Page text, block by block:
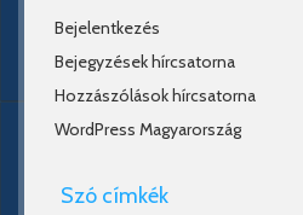
Bejelentkezés
Bejegyzések hírcsatorna
Hozzászólások hírcsatorna
WordPress Magyarország
Szó címkék